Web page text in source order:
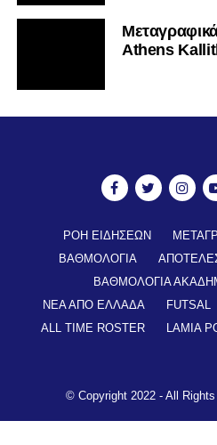
Athens
ΡΟΗ ΕΙΔΗΣΕΩΝ
ΒΑΘΜΟΛΟΓΙΑ
ΒΑΘΜΟΛΟΓΙΑ
ΝΕΑ ΑΠΟ ΕΛΛΑΔΑ
FUTSAL
ALL TIME ROSTER
LAMIA
© Copyright 2022 - All